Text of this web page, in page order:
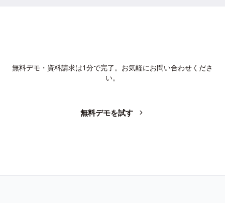
無料デモ・資料請求は1分で完了。お気軽にお問い合わせくださ
い。
無料デモを試す